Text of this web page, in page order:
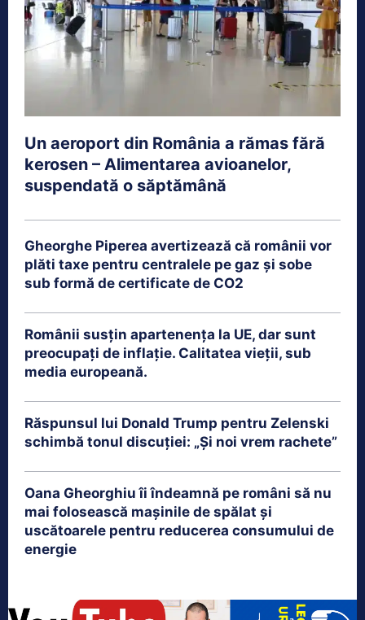
Un aeroport din România a rămas fără
kerosen – Alimentarea avioanelor,
suspendată o săptămână
Gheorghe Piperea avertizează că românii vor
plăti taxe pentru centralele pe gaz și sobe
sub formă de certificate de CO2
Românii susțin apartenența la UE, dar sunt
preocupați de inflație. Calitatea vieții, sub
media europeană.
Răspunsul lui Donald Trump pentru Zelenski
schimbă tonul discuției: „Și noi vrem rachete”
Oana Gheorghiu îi îndeamnă pe români să nu
mai folosească mașinile de spălat și
uscătoarele pentru reducerea consumului de
energie